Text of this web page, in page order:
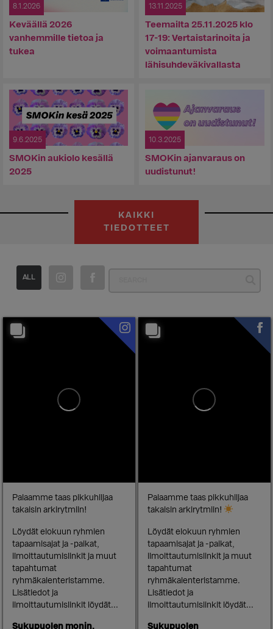
8.1.2026
Keväällä 2026
vanhemmille tietoa ja
tukea
13.11.2025
Teemailta 25.11.2025 klo
17-19: Vertaistarinoita ja
voimaantumista
lähisuhdeväkivallasta
9.6.2025
SMOKin aukiolo kesällä
2025
10.3.2025
SMOKin ajanvaraus on
uudistunut!
KAIKKI
TIEDOTTEET
ALL
Palaamme taas pikkuhiljaa
takaisin arkirytmiin! ️
Löydät elokuun ryhmien
tapaamisajat ja -paikat,
ilmoittautumislinkit ja muut
tapahtumat
ryhmäkalenteristamme.
Lisätiedot ja
ilmoittautumislinkit löydät...
Sukupuolen monin.
Palaamme taas pikkuhiljaa
takaisin arkirytmiin!
Löydät elokuun ryhmien
tapaamisajat ja -paikat,
ilmoittautumislinkit ja muut
tapahtumat
ryhmäkalenteristamme.
Lisätiedot ja
ilmoittautumislinkit löydät...
Sukupuolen